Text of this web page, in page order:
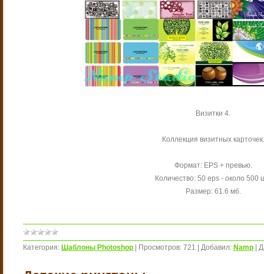
Визитки 4.
Коллекция визитных карточек.
Формат: EPS + превью.
Количество: 50 eps - около 500
Размер: 61.6 мб.
Категория: Шаблоны Photoshop Просмотров: 721 Добавил: Namp